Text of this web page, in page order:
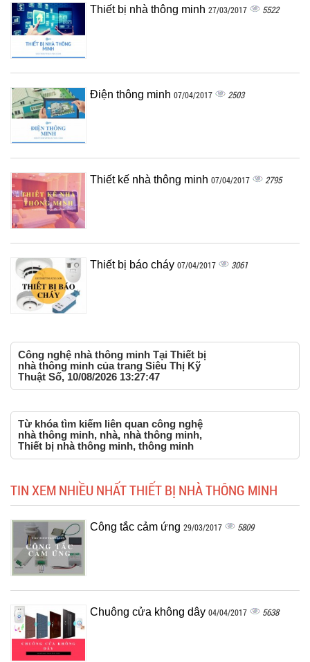
Thiết bị nhà thông minh 27/03/2017 5522
Điện thông minh 07/04/2017 2503
Thiết kế nhà thông minh 07/04/2017 2795
Thiết bị báo cháy 07/04/2017 3061
Công nghệ nhà thông minh Tại Thiết bị
nhà thông minh của trang Siêu Thị Kỹ
Thuật Số, 10/08/2026 13:27:47
Từ khóa tìm kiếm liên quan công nghệ
nhà thông minh, nhà, nhà thông minh,
Thiết bị nhà thông minh, thông minh
TIN XEM NHIỀU NHẤT THIẾT BỊ NHÀ THÔNG MINH
Công tắc cảm ứng 29/03/2017 5809
Chuông cửa không dây 04/04/2017 5638